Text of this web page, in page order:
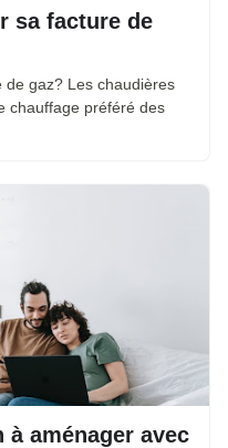
sa facture de
gaz? Les chaudières
chauffage préféré des
aménager avec